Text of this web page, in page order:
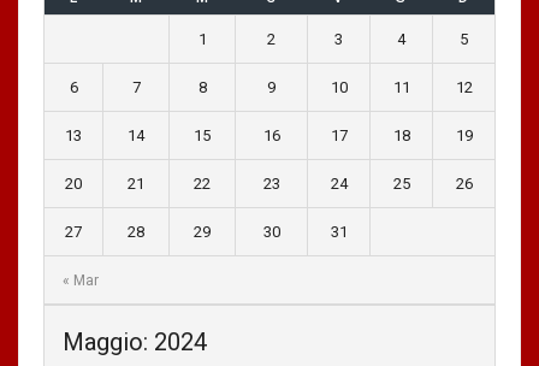
Maggio: 2024
« Mar
1 2 3 4 5
6 7 8 9 10 11 12
13 14 15 16 17 18 19
20 21 22 23 24 25 26
27 28 29 30 31